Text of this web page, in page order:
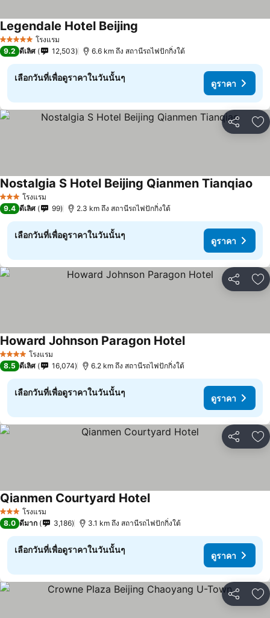
5 ดาว โรงแรม
Legendale Hotel Beijing
9.2 ดีเลิศ 12,503 6.6 km ถึง สถานีรถไฟปักกิ่งใต้
เลือกวันที่เพื่อดูราคาในวันนั้นๆ
ดูราคา
แชร์ เ
3 ดาว โรงแรม
Nostalgia S Hotel Beijing Qianmen Tianqiao
9.4 ดีเลิศ 99 2.3 km ถึง สถานีรถไฟปักกิ่งใต้
เลือกวันที่เพื่อดูราคาในวันนั้นๆ
ดูราคา
แชร์ เ
4 ดาว โรงแรม
Howard Johnson Paragon Hotelดูราคา
8.5 ดีเลิศ 16,074 6.2 km ถึง สถานีรถไฟปักกิ่งใต้
เลือกวันที่เพื่อดูราคาในวันนั้นๆ
ดูราคา
แชร์ เ
3 ดาว โรงแรม
Qianmen Courtyard Hotelดูราคา
8.0 ดีมาก 3,186 3.1 km ถึง สถานีรถไฟปักกิ่งใต้
เลือกวันที่เพื่อดูราคาในวันนั้นๆ
ดูราคา
แชร์ เ